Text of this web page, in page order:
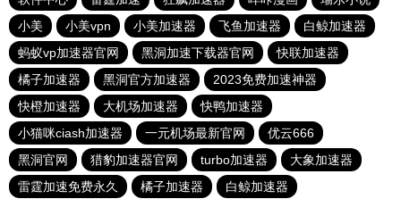
小美
小美vpn 小美加速器 飞鱼加速器
白鲸加速器
蚂蚁vp加速器官网
黑洞加速下载器官网
快联加速器
橘子加速器
黑洞官方加速器
2023免费加速神器
快橙加速器
大机场加速器
快鸭加速器
小猫咪ciash加速器
一元机场最新官网
优云666
黑洞官网
猎豹加速器官网 turbo加速器
大象加速器
雷霆加速免费永久
橘子加速器 白鲸加速器